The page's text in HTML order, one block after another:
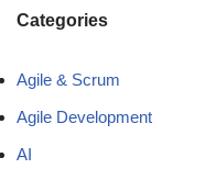
Categories
Agile & Scrum
Agile Development
AI